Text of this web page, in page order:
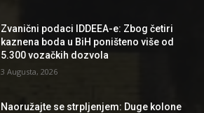
Zvanični podaci IDDEEA-e: Zbog četiri
kaznena boda u BiH poništeno više od
5.300 vozačkih dozvola
3 Augusta, 2026
Naoružajte se strpljenjem: Duge kolone